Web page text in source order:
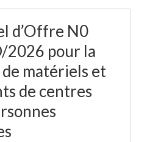
d’Offre N0
2026 pour la
matériels et
de centres